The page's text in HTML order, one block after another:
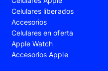
Samsung Galaxy A33
Samsung Galaxy A53
Samsung Galaxy S22
Samsung Galaxy S23 Ultra
Celulares liberados
Accesorios
Celulares en oferta
Apple Watch
Accesorios Apple